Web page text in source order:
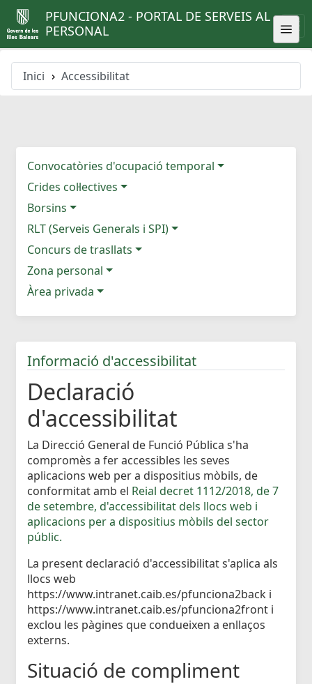
PFUNCIONA2 - PORTAL DE SERVEIS AL
PERSONAL
Inici Accessibilitat
Convocatòries d'ocupació temporal
Crides col·lectives
Borsins
RLT (Serveis Generals i SPI)
Concurs de trasllats
Zona personal
Àrea privada
Informació d'accessibilitat
Declaració
d'accessibilitat
La Direcció General de Funció Pública s'ha
compromès a fer accessibles les seves
aplicacions web per a dispositius mòbils, de
conformitat amb el Reial decret 1112/2018, de 7
de setembre, d'accessibilitat dels llocs web i
aplicacions per a dispositius mòbils del sector
públic.
La present declaració d'accessibilitat s'aplica als
llocs web
https://www.intranet.caib.es/pfunciona2back i
https://www.intranet.caib.es/pfunciona2front i
exclou les pàgines que condueixen a enllaços
externs.
Situació de compliment